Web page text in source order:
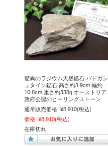
驚異のラジウム天然鉱石 バドガシ
ュタイン鉱石 高さ約3.9cm 幅約
10.8cm 重さ約338g オーストリア
政府公認のヒーリングストーン
通常販売価格: ¥8,910(税込)
価格: ¥8,910(税込)
在庫切れ